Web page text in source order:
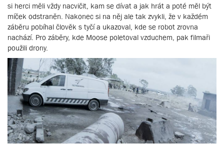
si herci měli vždy nacvičit, kam se dívat a jak hrát a poté měl být
míček odstraněn. Nakonec si na něj ale tak zvykli, že v každém
záběru pobíhal člověk s tyčí a ukazoval, kde se robot zrovna
nachází. Pro záběry, kde Moose poletoval vzduchem, pak filmaři
použili drony.